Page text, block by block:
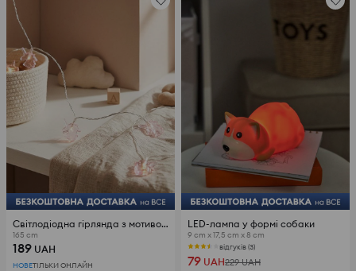
Світлодіодна гірлянда з мотивом єдинорога
165 cm
189 UAH
НОВЕТІЛЬКИ ОНЛАЙН
LED-лампа у формі собаки
9 cm x 17,5 cm x 8 cm
відгуків (3)
79 UAH229 UAH